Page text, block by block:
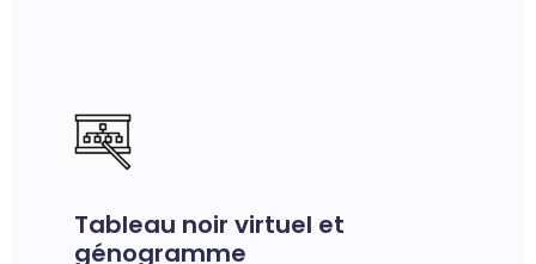
Tableau noir virtuel et
génogramme